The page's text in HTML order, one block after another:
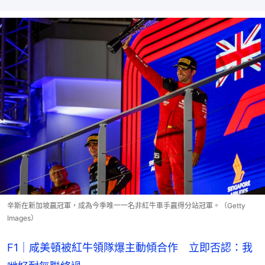
辛斯在新加坡贏冠軍，成為今季唯一一名非紅牛車手贏得分站冠軍。（Getty
Images）
F1｜咸美頓被紅牛領隊爆主動傾合作 立即否認：我